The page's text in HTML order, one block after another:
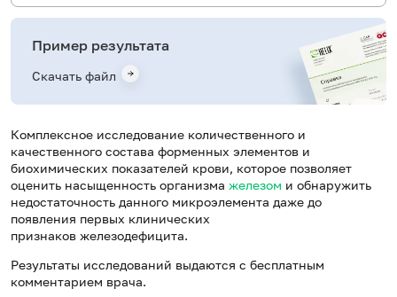
Комплексное исследование количественного и
качественного состава форменных элементов и
биохимических показателей крови, которое позволяет
оценить насыщенность организма железом и обнаружить
недостаточность данного микроэлемента даже до
появления первых клинических
признаков железодефицита.
Результаты исследований выдаются с бесплатным
комментарием врача.
Пример результата
Скачать файл